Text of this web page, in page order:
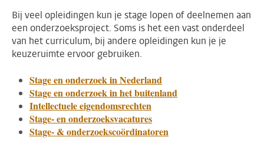
Bij veel opleidingen kun je stage lopen of deelnemen aan
een onderzoeksproject. Soms is het een vast onderdeel
van het curriculum, bij andere opleidingen kun je je
keuzeruimte ervoor gebruiken.
Stage en onderzoek in Nederland
Stage en onderzoek in het buitenland
Intellectuele eigendomsrechten
Stage- en onderzoeksvacatures
Stage- & onderzoekscoördinatoren